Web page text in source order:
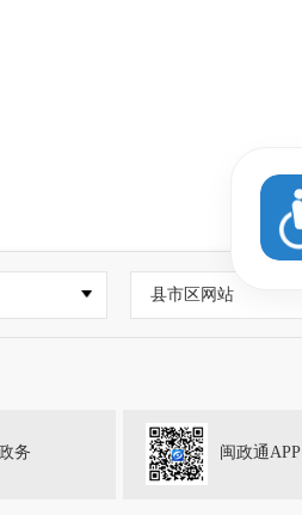
县市区网站
务 闽政通APP